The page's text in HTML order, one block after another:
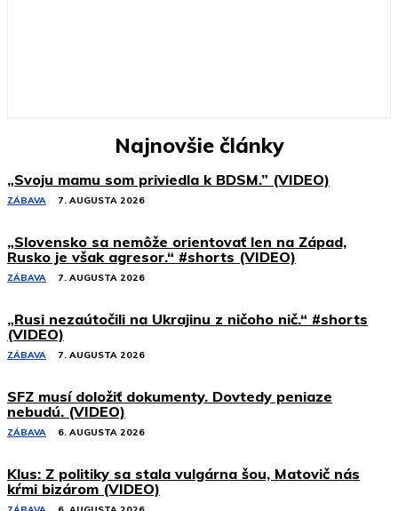
Najnovšie články
„Svoju mamu som priviedla k BDSM.” (VIDEO)
ZÁBAVA 7. AUGUSTA 2026
„Slovensko sa nemôže orientovať len na Západ,
Rusko je však agresor.“ #shorts (VIDEO)
ZÁBAVA 7. AUGUSTA 2026
„Rusi nezaútočili na Ukrajinu z ničoho nič.“ #shorts
(VIDEO)
ZÁBAVA 7. AUGUSTA 2026
SFZ musí doložiť dokumenty. Dovtedy peniaze
nebudú. (VIDEO)
ZÁBAVA 6. AUGUSTA 2026
Klus: Z politiky sa stala vulgárna šou, Matovič nás
kŕmi bizárom (VIDEO)